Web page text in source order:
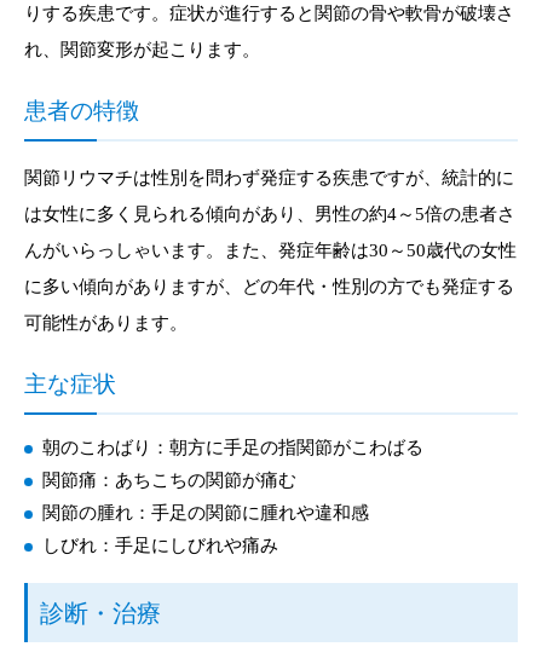
りする疾患です。症状が進行すると関節の骨や軟骨が破壊さ
れ、関節変形が起こります。
患者の特徴
関節リウマチは性別を問わず発症する疾患ですが、統計的に
は女性に多く見られる傾向があり、男性の約4～5倍の患者さ
んがいらっしゃいます。また、発症年齢は30～50歳代の女性
に多い傾向がありますが、どの年代・性別の方でも発症する
可能性があります。
主な症状
朝のこわばり：朝方に手足の指関節がこわばる
関節痛：あちこちの関節が痛む
関節の腫れ：手足の関節に腫れや違和感
しびれ：手足にしびれや痛み
診断・治療